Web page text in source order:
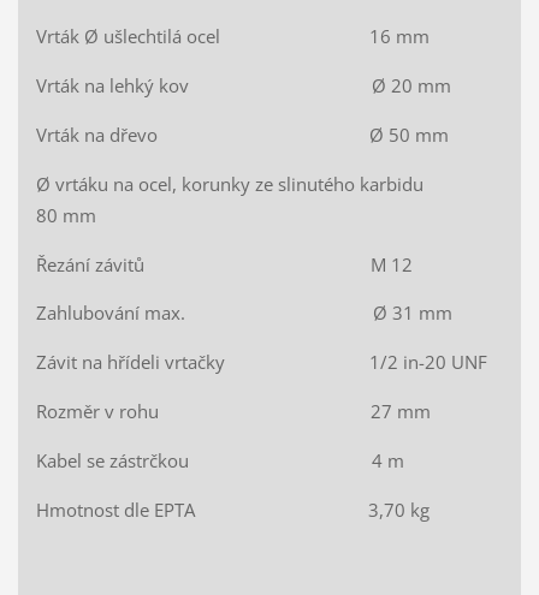
Vrták Ø ušlechtilá ocel 16 mm
Vrták na lehký kov Ø 20 mm
Vrták na dřevo Ø 50 mm
Ø vrtáku na ocel, korunky ze slinutého karbidu
80 mm
Řezání závitů M 12
Zahlubování max. Ø 31 mm
Závit na hřídeli vrtačky 1/2 in-20 UNF
Rozměr v rohu 27 mm
Kabel se zástrčkou 4 m
Hmotnost dle EPTA 3,70 kg